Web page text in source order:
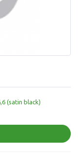
(satin black)